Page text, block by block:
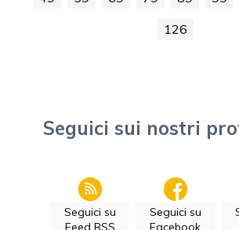
126
Seguici sui nostri
Seguici su
Feed RSS
Seguici su
Facebook